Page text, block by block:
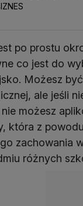
po prostu
co jest do
Możesz
ale jeśli
możesz
która z
zachowania
różnych